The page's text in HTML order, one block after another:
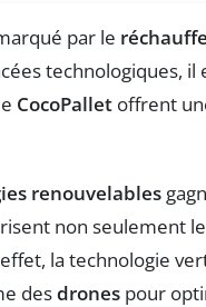
par le
technologiques,
CocoPallet offrent
renouvelables
non seulement
effet, la technologie
desdrones pour